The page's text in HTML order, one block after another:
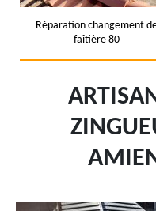
Réparation changement
faîtière 80